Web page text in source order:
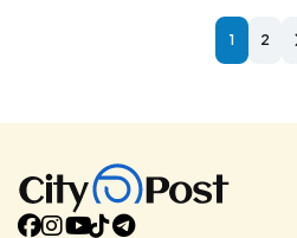
1 2